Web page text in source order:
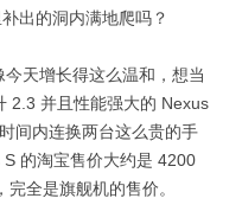
出的洞内满地爬吗？
天增长得这么温和，想当
2.3 并且性能强大的 Nexus
间内连换两台这么贵的手
的淘宝售价大约是 4200
全是旗舰机的售价。